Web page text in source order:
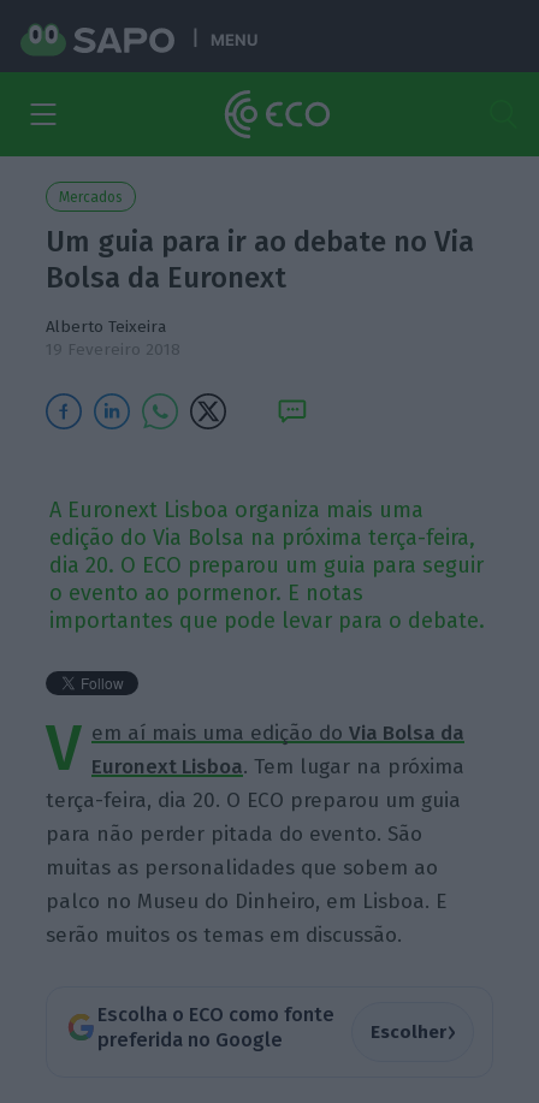
MENU
Mercados
Um guia para ir ao debate no Via
Bolsa da Euronext
Alberto Teixeira
19 Fevereiro 2018
A Euronext Lisboa organiza mais uma
edição do Via Bolsa na próxima terça-feira,
dia 20. O ECO preparou um guia para seguir
o evento ao pormenor. E notas
importantes que pode levar para o debate.
V em aí mais uma edição doVia Bolsa da
Euronext Lisboa. Tem lugar na próxima
terça-feira, dia 20. O ECO preparou um guia
para não perder pitada do evento. São
muitas as personalidades que sobem ao
palco no Museu do Dinheiro, em Lisboa. E
serão muitos os temas em discussão.
Escolha o ECO como fonte
preferida no Google
Escolher›